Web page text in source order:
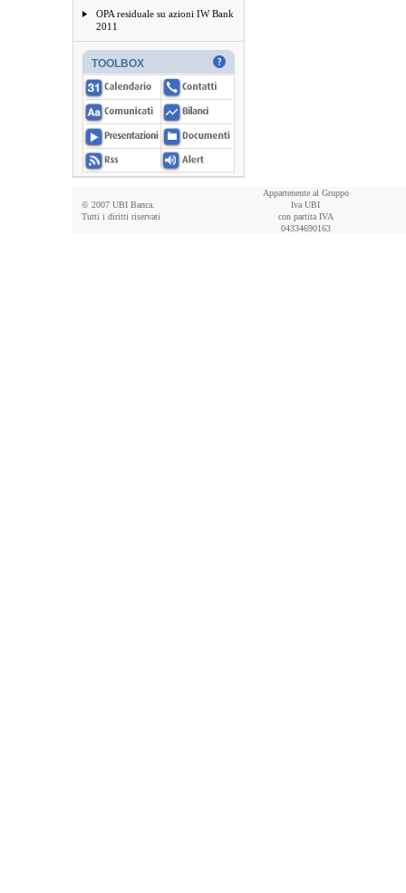
OPA residuale su azioni IW Bank
2011
TOOLBOX
© 2007 UBI Banca.
Tutti i diritti riservati
Appartenente al Gruppo
Iva UBI
con partita IVA
04334690163